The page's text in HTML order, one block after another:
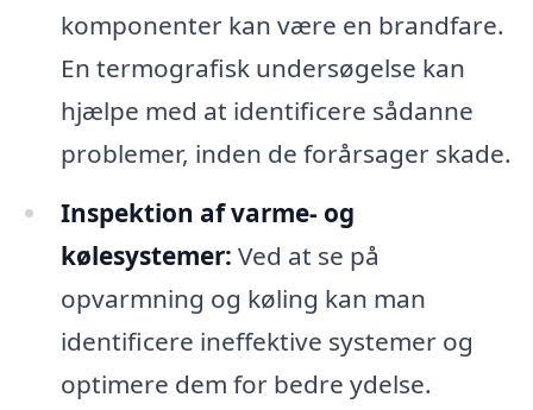
komponenter kan være en brandfare.
En termografisk undersøgelse kan
hjælpe med at identificere sådanne
problemer, inden de forårsager skade.
Inspektion af varme- og
kølesystemer: Ved at se på
opvarmning og køling kan man
identificere ineffektive systemer og
optimere dem for bedre ydelse.